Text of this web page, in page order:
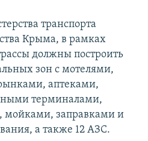
транспорта
Крыма, в рамках
должны построить
зон с мотелями,
аптеками,
терминалами,
мойками, заправками и
а также 12 АЗС.